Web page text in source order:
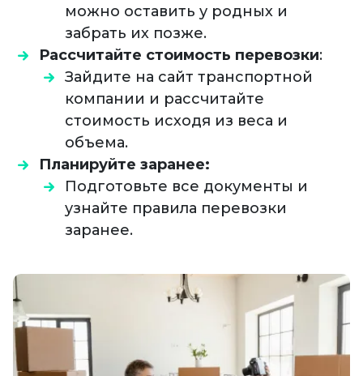
можно оставить у родных и
забрать их позже.
Рассчитайте стоимость перевозки:
Зайдите на сайт транспортной
компании и рассчитайте
стоимость исходя из веса и
объема.
Планируйте заранее:
Подготовьте все документы и
узнайте правила перевозки
заранее.